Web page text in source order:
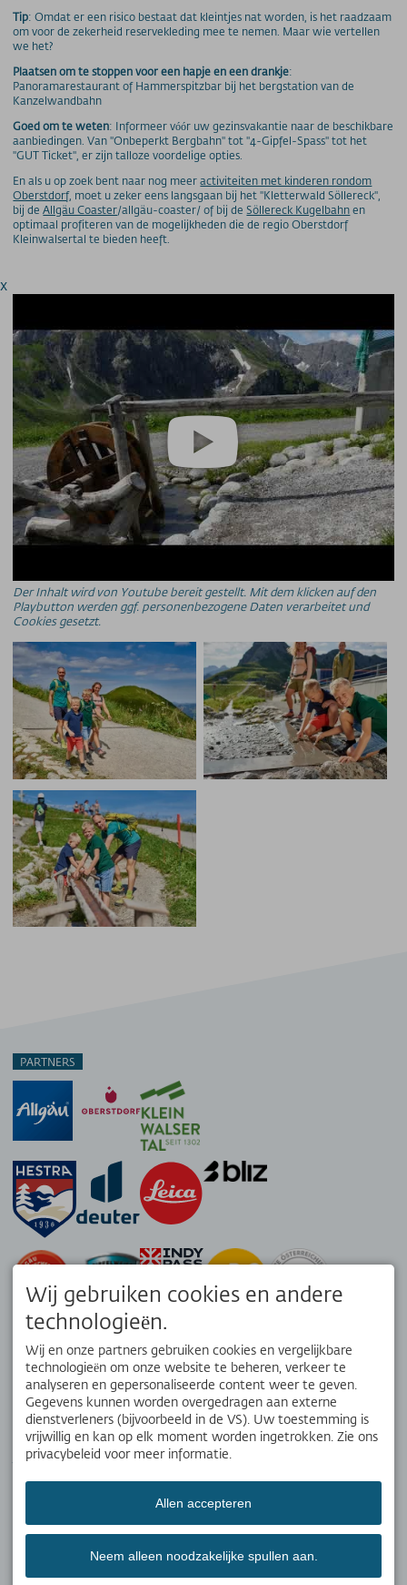
Tip: Omdat er een risico bestaat dat kleintjes nat worden, is het raadzaam
om voor de zekerheid reservekleding mee te nemen. Maar wie vertellen
we het?
Plaatsen om te stoppen voor een hapje en een drankje:
Panoramarestaurant of Hammerspitzbar bij het bergstation van de
Kanzelwandbahn
Goed om te weten: Informeer vóór uw gezinsvakantie naar de beschikbare
aanbiedingen. Van "Onbeperkt Bergbahn" tot "4-Gipfel-Spass" tot het
"GUT Ticket", er zijn talloze voordelige opties.
En als u op zoek bent naar nog meeractiviteiten met kinderen rondom
Oberstdorf, moet u zeker eens langsgaan bij het "Kletterwald Söllereck",
bij deAllgäu Coaster/allgäu-coaster/ of bij deSöllereck Kugelbahnen
optimaal profiteren van de mogelijkheden die de regio Oberstdorf
Kleinwalsertal te bieden heeft.
x
Der Inhalt wird von Youtube bereit gestellt. Mit dem klicken auf den
Playbutton werden ggf. personenbezogene Daten verarbeitet und
Cookies gesetzt.
weer
PARTNERS
APP
Jouw lokale reisgenoot. Download de gratis OK Bergbahnen app!
SOCIALE MEDIA
Wij gebruiken cookies en andere
technologieën.
Wij en onze partners gebruiken cookies en vergelijkbare
technologieën om onze website te beheren, verkeer te
analyseren en gepersonaliseerde content weer te geven.
Gegevens kunnen worden overgedragen aan externe
dienstverleners (bijvoorbeeld in de VS). Uw toestemming is
vrijwillig en kan op elk moment worden ingetrokken. Zie ons
privacybeleid voor meer informatie.
Allen accepteren
Neem alleen noodzakelijke spullen aan.